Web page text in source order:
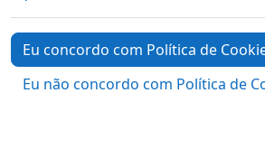
Eu concordo com Política de
Eu não concordo com Política de